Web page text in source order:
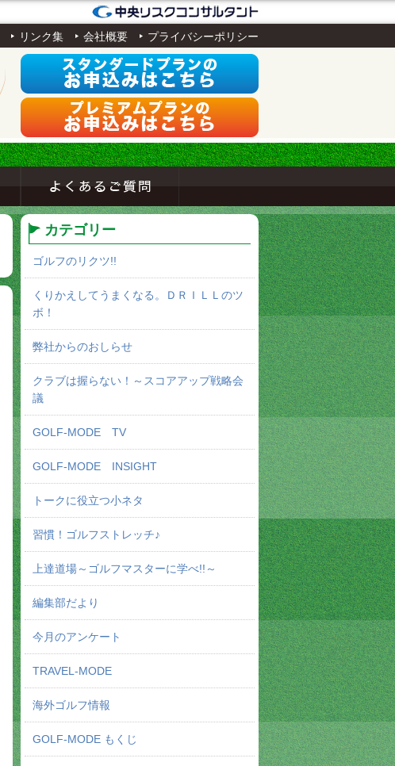
リンク集 会社概要 プライバシーポリシー
カテゴリー
ゴルフのリクツ!!
くりかえしてうまくなる。ＤＲＩＬＬのツ
ボ！
弊社からのおしらせ
クラブは握らない！～スコアアップ戦略会
議
GOLF-MODE TV
GOLF-MODE INSIGHT
トークに役立つ小ネタ
習慣！ゴルフストレッチ♪
上達道場～ゴルフマスターに学べ!!～
編集部だより
今月のアンケート
TRAVEL-MODE
海外ゴルフ情報
GOLF-MODE もくじ